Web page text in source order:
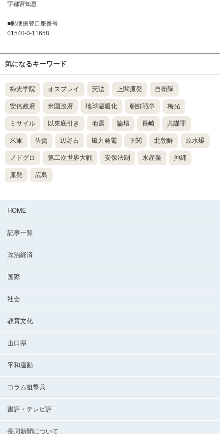
宇都宮知恵
■郵便振替口座番号
01540-0-11658
気になるキーワード
梅光学院 オスプレイ 憲法 上関原発 自衛隊
安倍政府 米国政府 地球温暖化 朝鮮戦争 梅光
ミサイル 以東底引き 地震 論壇 長崎 共謀罪
米軍 佐賀 辺野古 風力発電 下関 北朝鮮 原水爆
ノドグロ 第二次世界大戦 安保法制 水産業 沖縄
原発 広島
HOME
記事一覧
政治経済
国際
社会
教育文化
山口県
平和運動
コラム狙撃兵
書評・テレビ評
長周新聞について